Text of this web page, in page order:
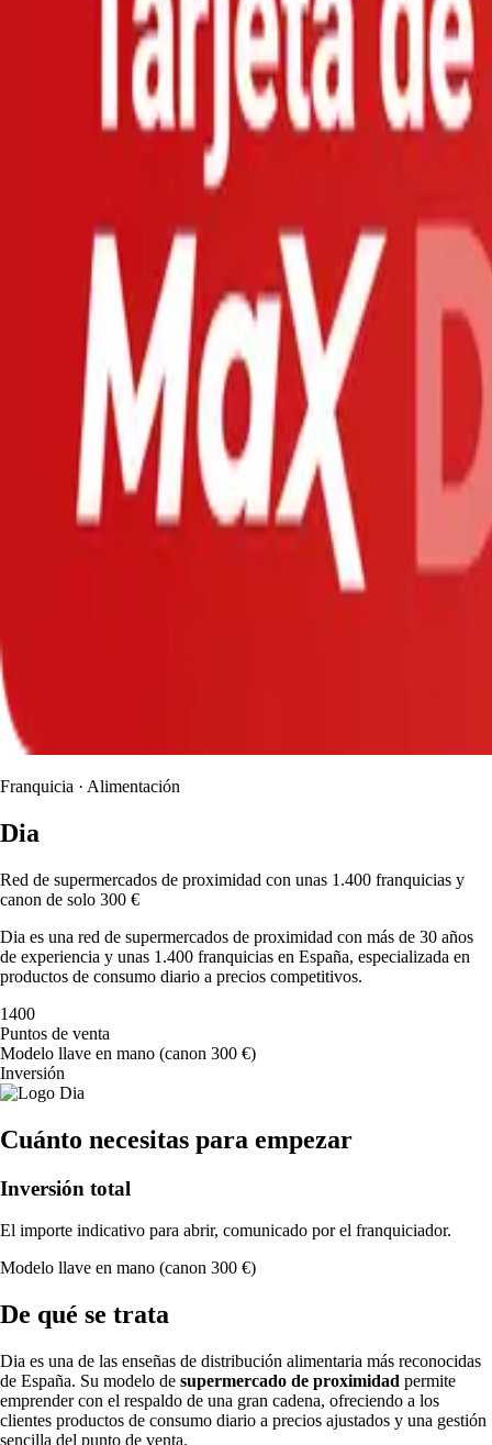
Franquicia · Alimentación
Dia
Red de supermercados de proximidad con unas 1.400 franquicias y
canon de solo 300 €
Dia es una red de supermercados de proximidad con más de 30 años
de experiencia y unas 1.400 franquicias en España, especializada en
productos de consumo diario a precios competitivos.
1400
Puntos de venta
Modelo llave en mano (canon 300 €)
Inversión
Cuánto necesitas para empezar
Inversión total
El importe indicativo para abrir, comunicado por el franquiciador.
Modelo llave en mano (canon 300 €)
De qué se trata
Dia es una de las enseñas de distribución alimentaria más reconocidas
de España. Su modelo de supermercado de proximidad permite
emprender con el respaldo de una gran cadena, ofreciendo a los
clientes productos de consumo diario a precios ajustados y una gestión
sencilla del punto de venta.